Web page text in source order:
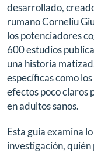
desarrollado,
rumano Corneliu
los potenciadores
600 estudios
una historia
específicas como
efectos poco claros
en adultos sanos.
Esta guía examina
investigación,